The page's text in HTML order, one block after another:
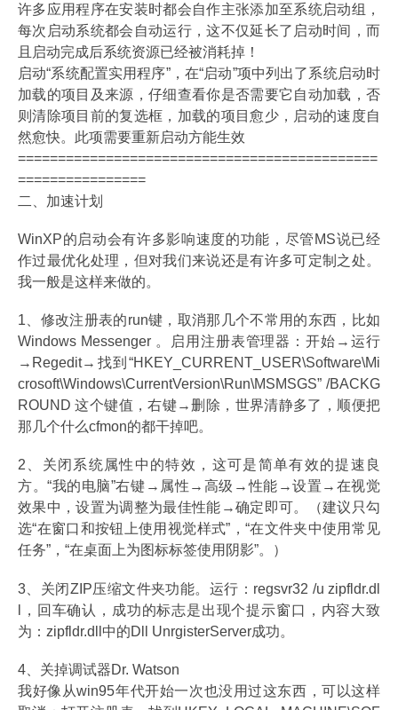
许多应用程序在安装时都会自作主张添加至系统启动组，
每次启动系统都会自动运行，这不仅延长了启动时间，而
且启动完成后系统资源已经被消耗掉！
启动“系统配置实用程序”，在“启动”项中列出了系统启动时
加载的项目及来源，仔细查看你是否需要它自动加载，否
则清除项目前的复选框，加载的项目愈少，启动的速度自
然愈快。此项需要重新启动方能生效
=============================================
================
二、加速计划
WinXP的启动会有许多影响速度的功能，尽管MS说已经
作过最优化处理，但对我们来说还是有许多可定制之处。
我一般是这样来做的。
1、修改注册表的run键，取消那几个不常用的东西，比如
Windows Messenger 。启用注册表管理器：开始→运行
→Regedit→找到“HKEY_CURRENT_USER\Software\Mi
crosoft\Windows\CurrentVersion\Run\MSMSGS” /BACKG
ROUND 这个键值，右键→删除，世界清静多了，顺便把
那几个什么cfmon的都干掉吧。
2、关闭系统属性中的特效，这可是简单有效的提速良
方。“我的电脑”右键→属性→高级→性能→设置→在视觉
效果中，设置为调整为最佳性能→确定即可。（建议只勾
选“在窗口和按钮上使用视觉样式”，“在文件夹中使用常见
任务”，“在桌面上为图标标签使用阴影”。）
3、关闭ZIP压缩文件夹功能。运行：regsvr32 /u zipfldr.dl
l，回车确认，成功的标志是出现个提示窗口，内容大致
为：zipfldr.dll中的Dll UnrgisterServer成功。
4、关掉调试器Dr. Watson
我好像从win95年代开始一次也没用过这东西，可以这样